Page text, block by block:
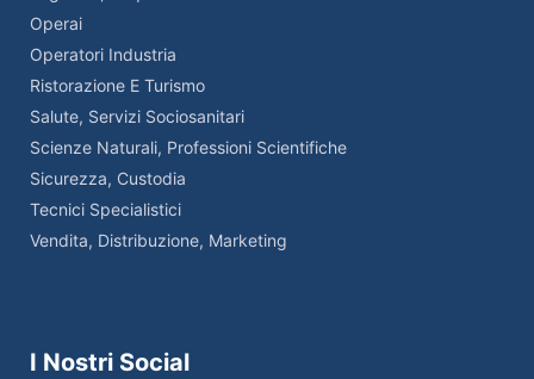
Operai
Operatori Industria
Ristorazione E Turismo
Salute, Servizi Sociosanitari
Scienze Naturali, Professioni Scientifiche
Sicurezza, Custodia
Tecnici Specialistici
Vendita, Distribuzione, Marketing
I Nostri Social